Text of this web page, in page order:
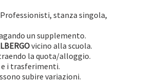
stanza singola,
un supplemento.
vicino alla scuola.
la quota/alloggio.
i trasferimenti.
subire variazioni.